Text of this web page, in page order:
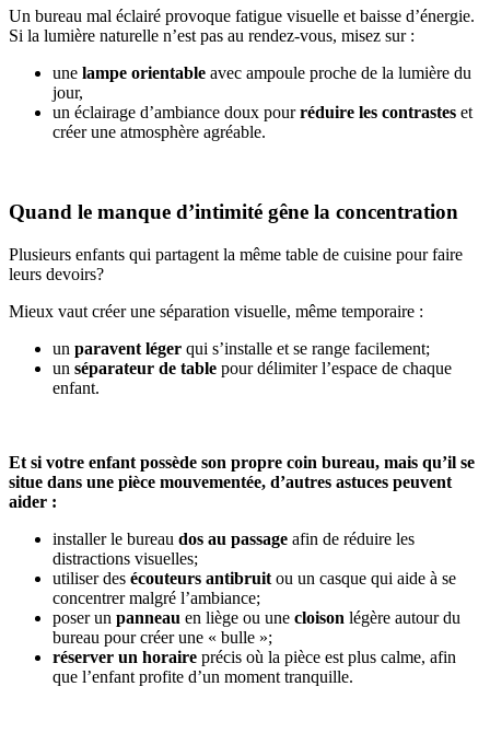
Un bureau mal éclairé provoque fatigue visuelle et baisse d’énergie.
Si la lumière naturelle n’est pas au rendez-vous, misez sur :
une lampe orientable avec ampoule proche de la lumière du
jour,
un éclairage d’ambiance doux pourréduire les contrastes et
créer une atmosphère agréable.
Quand le manque d’intimité gêne la concentration
Plusieurs enfants qui partagent la même table de cuisine pour faire
leurs devoirs?
Mieux vaut créer une séparation visuelle, même temporaire :
un paravent léger qui s’installe et se range facilement;
un séparateur de table pour délimiter l’espace de chaque
enfant.
Et si votre enfant possède son propre coin bureau, mais qu’il se
situe dans une pièce mouvementée, d’autres astuces peuvent
aider :
installer le bureau dos au passage afin de réduire les
distractions visuelles;
utiliser des écouteurs antibruit ou un casque qui aide à se
concentrer malgré l’ambiance;
poser un panneau en liège ou une cloison légère autour du
bureau pour créer une « bulle »;
réserver un horaire précis où la pièce est plus calme, afin
que l’enfant profite d’un moment tranquille.